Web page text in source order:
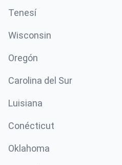
Tenesí
Wisconsin
Oregón
Carolina del Sur
Luisiana
Conécticut
Oklahoma